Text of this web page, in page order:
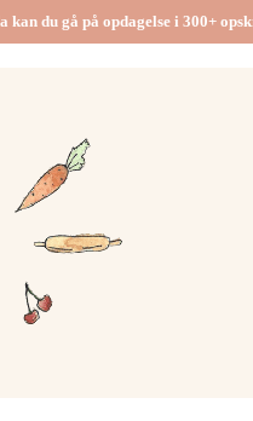
du gå på opdagelse i 300+